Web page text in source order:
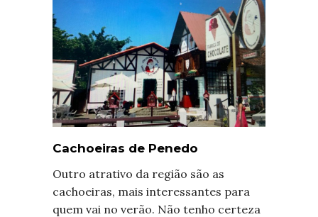
Cachoeiras de Penedo
Outro atrativo da região são as
cachoeiras, mais interessantes para
quem vai no verão. Não tenho certeza